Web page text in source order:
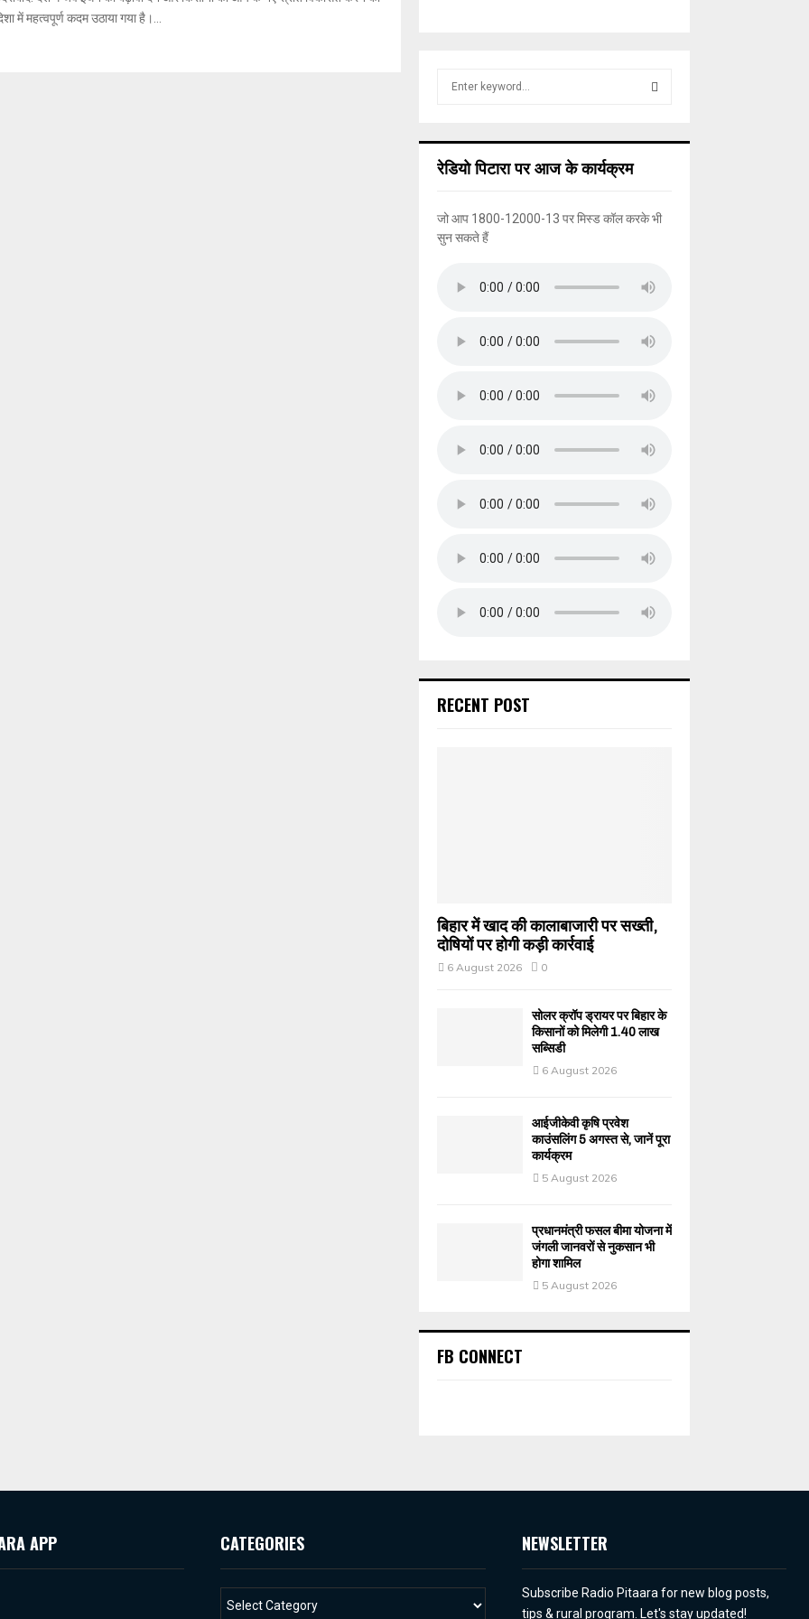
में महत्वपूर्ण कदम उठाया गया है।...
h
रेडियो पिटारा पर आज के कार्यक्रम
जो आप 1800-12000-13 पर मिस्ड कॉल करके भी
सुन सकते हैं
RECENT POST
बिहार में खाद की कालाबाजारी पर सख्ती,
दोषियों पर होगी कड़ी कार्रवाई
6 August 2026 0
सोलर क्रॉप ड्रायर पर बिहार के
किसानों को मिलेगी 1.40 लाख
सब्सिडी
6 August 2026
आईजीकेवी कृषि प्रवेश
काउंसलिंग 5 अगस्त से, जानें पूरा
कार्यक्रम
5 August 2026
प्रधानमंत्री फसल बीमा योजना में
जंगली जानवरों से नुकसान भी
होगा शामिल
5 August 2026
FB CONNECT
APP CATEGORIES NEWSLETTER
Subscribe Radio Pitaara for new blog posts,
tips & rural program. Let's stay updated!